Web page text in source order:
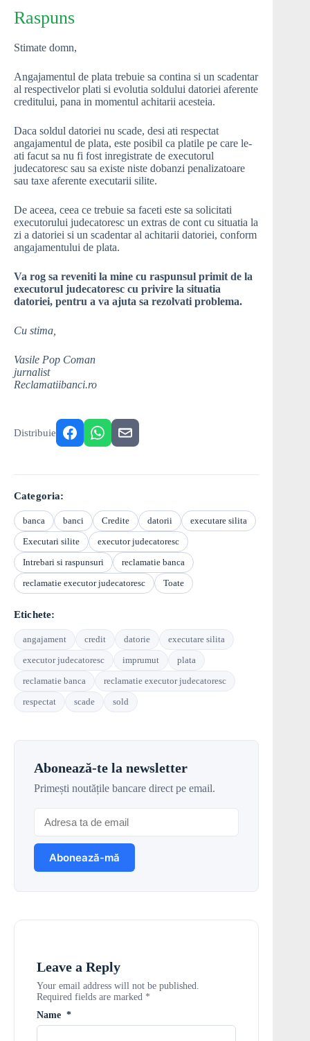
Raspuns
Stimate domn,
Angajamentul de plata trebuie sa contina si un scadentar
al respectivelor plati si evolutia soldului datoriei aferente
creditului, pana in momentul achitarii acesteia.
Daca soldul datoriei nu scade, desi ati respectat
angajamentul de plata, este posibil ca platile pe care le-
ati facut sa nu fi fost inregistrate de executorul
judecatoresc sau sa existe niste dobanzi penalizatoare
sau taxe aferente executarii silite.
De aceea, ceea ce trebuie sa faceti este sa solicitati
executorului judecatoresc un extras de cont cu situatia la
zi a datoriei si un scadentar al achitarii datoriei, conform
angajamentului de plata.
Va rog sa reveniti la mine cu raspunsul primit de la
executorul judecatoresc cu privire la situatia
datoriei, pentru a va ajuta sa rezolvati problema.
Cu stima,
Vasile Pop Coman
jurnalist
Reclamatiibanci.ro
Distribuie
Categoria:
banca banci Credite datorii
executare silita
Executari silite
executor judecatoresc
Intrebari si raspunsuri
reclamatie banca
reclamatie executor judecatoresc
Toate
Etichete:
angajament credit datorie
executare silita
executor judecatoresc
imprumut
plata
reclamatie banca
reclamatie executor judecatoresc
respectat
scade sold
Abonează-te la newsletter
Primești noutățile bancare direct pe email.
Leave a Reply
Your email address will not be published.
Required fields are marked *
Name *